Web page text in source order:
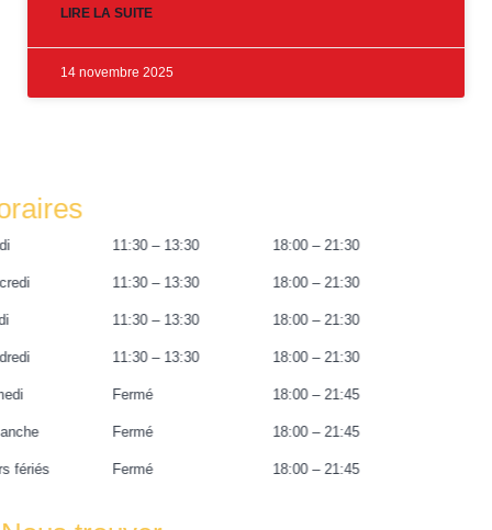
LIRE LA SUITE
14 novembre 2025
Horaires
11:30 – 13:30 18:00 – 21:30
Mercredi 11:30 – 13:30 18:00 – 21:30
11:30 – 13:30 18:00 – 21:30
Vendredi 11:30 – 13:30 18:00 – 21:30
Samedi Fermé 18:00 – 21:45
Dimanche Fermé 18:00 – 21:45
Jours fériés Fermé 18:00 – 21:45